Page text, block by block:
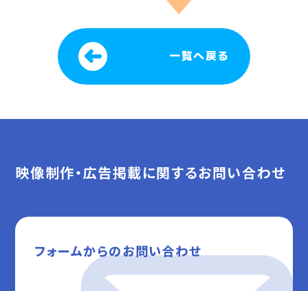
一覧へ戻る
映像制作・広告掲載に関するお問い合わせ
フォームからのお問い合わせ